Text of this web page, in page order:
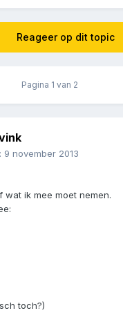
Reageer op dit topic
Pagina 1 van 2
9 november 2013
wat ik mee moet nemen.
toch?)